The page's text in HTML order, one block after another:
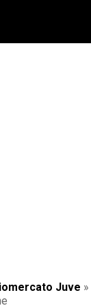
Juve »